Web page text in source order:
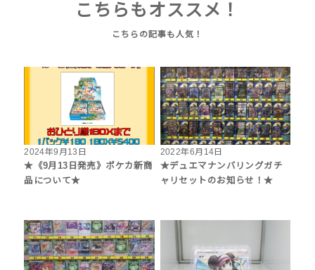
こちらもオススメ！
2024年9月13日
★《9月13日発売》ポケカ新商
品について★
2022年6月14日
★デュエマナンバリングガチ
ャリセットのお知らせ！★